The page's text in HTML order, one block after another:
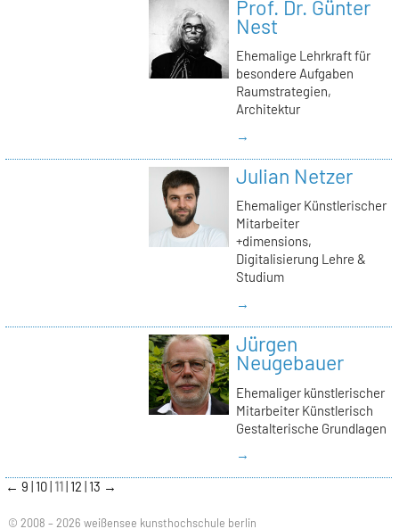
Prof. Dr. Günter
Nest
Ehemalige Lehrkraft für
besondere Aufgaben
Raumstrategien,
Architektur
→
Julian Netzer
Ehemaliger Künstlerischer
Mitarbeiter
+dimensions,
Digitalisierung Lehre &
Studium
→
Jürgen
Neugebauer
Ehemaliger künstlerischer
Mitarbeiter Künstlerisch
Gestalterische Grundlagen
→
← 9 10 11 12 13 →
© 2008 – 2026 weißensee kunsthochschule berlin